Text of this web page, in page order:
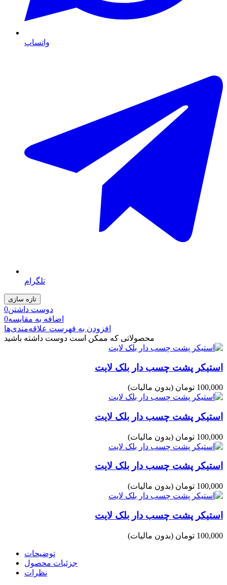
واتساپ
تلگرام
دوست داشتن0
اضافه به مقایسه0
افزودن به فهرست علاقه‌مندی‌ها
محصولاتی که ممکن است دوست داشته باشید
استیکر پشت چسب دار بلک لایت
100,000 تومان (بدون مالیات)
استیکر پشت چسب دار بلک لایت
100,000 تومان (بدون مالیات)
استیکر پشت چسب دار بلک لایت
100,000 تومان (بدون مالیات)
استیکر پشت چسب دار بلک لایت
100,000 تومان (بدون مالیات)
توضیحات
جزئیات محصول
نظرات